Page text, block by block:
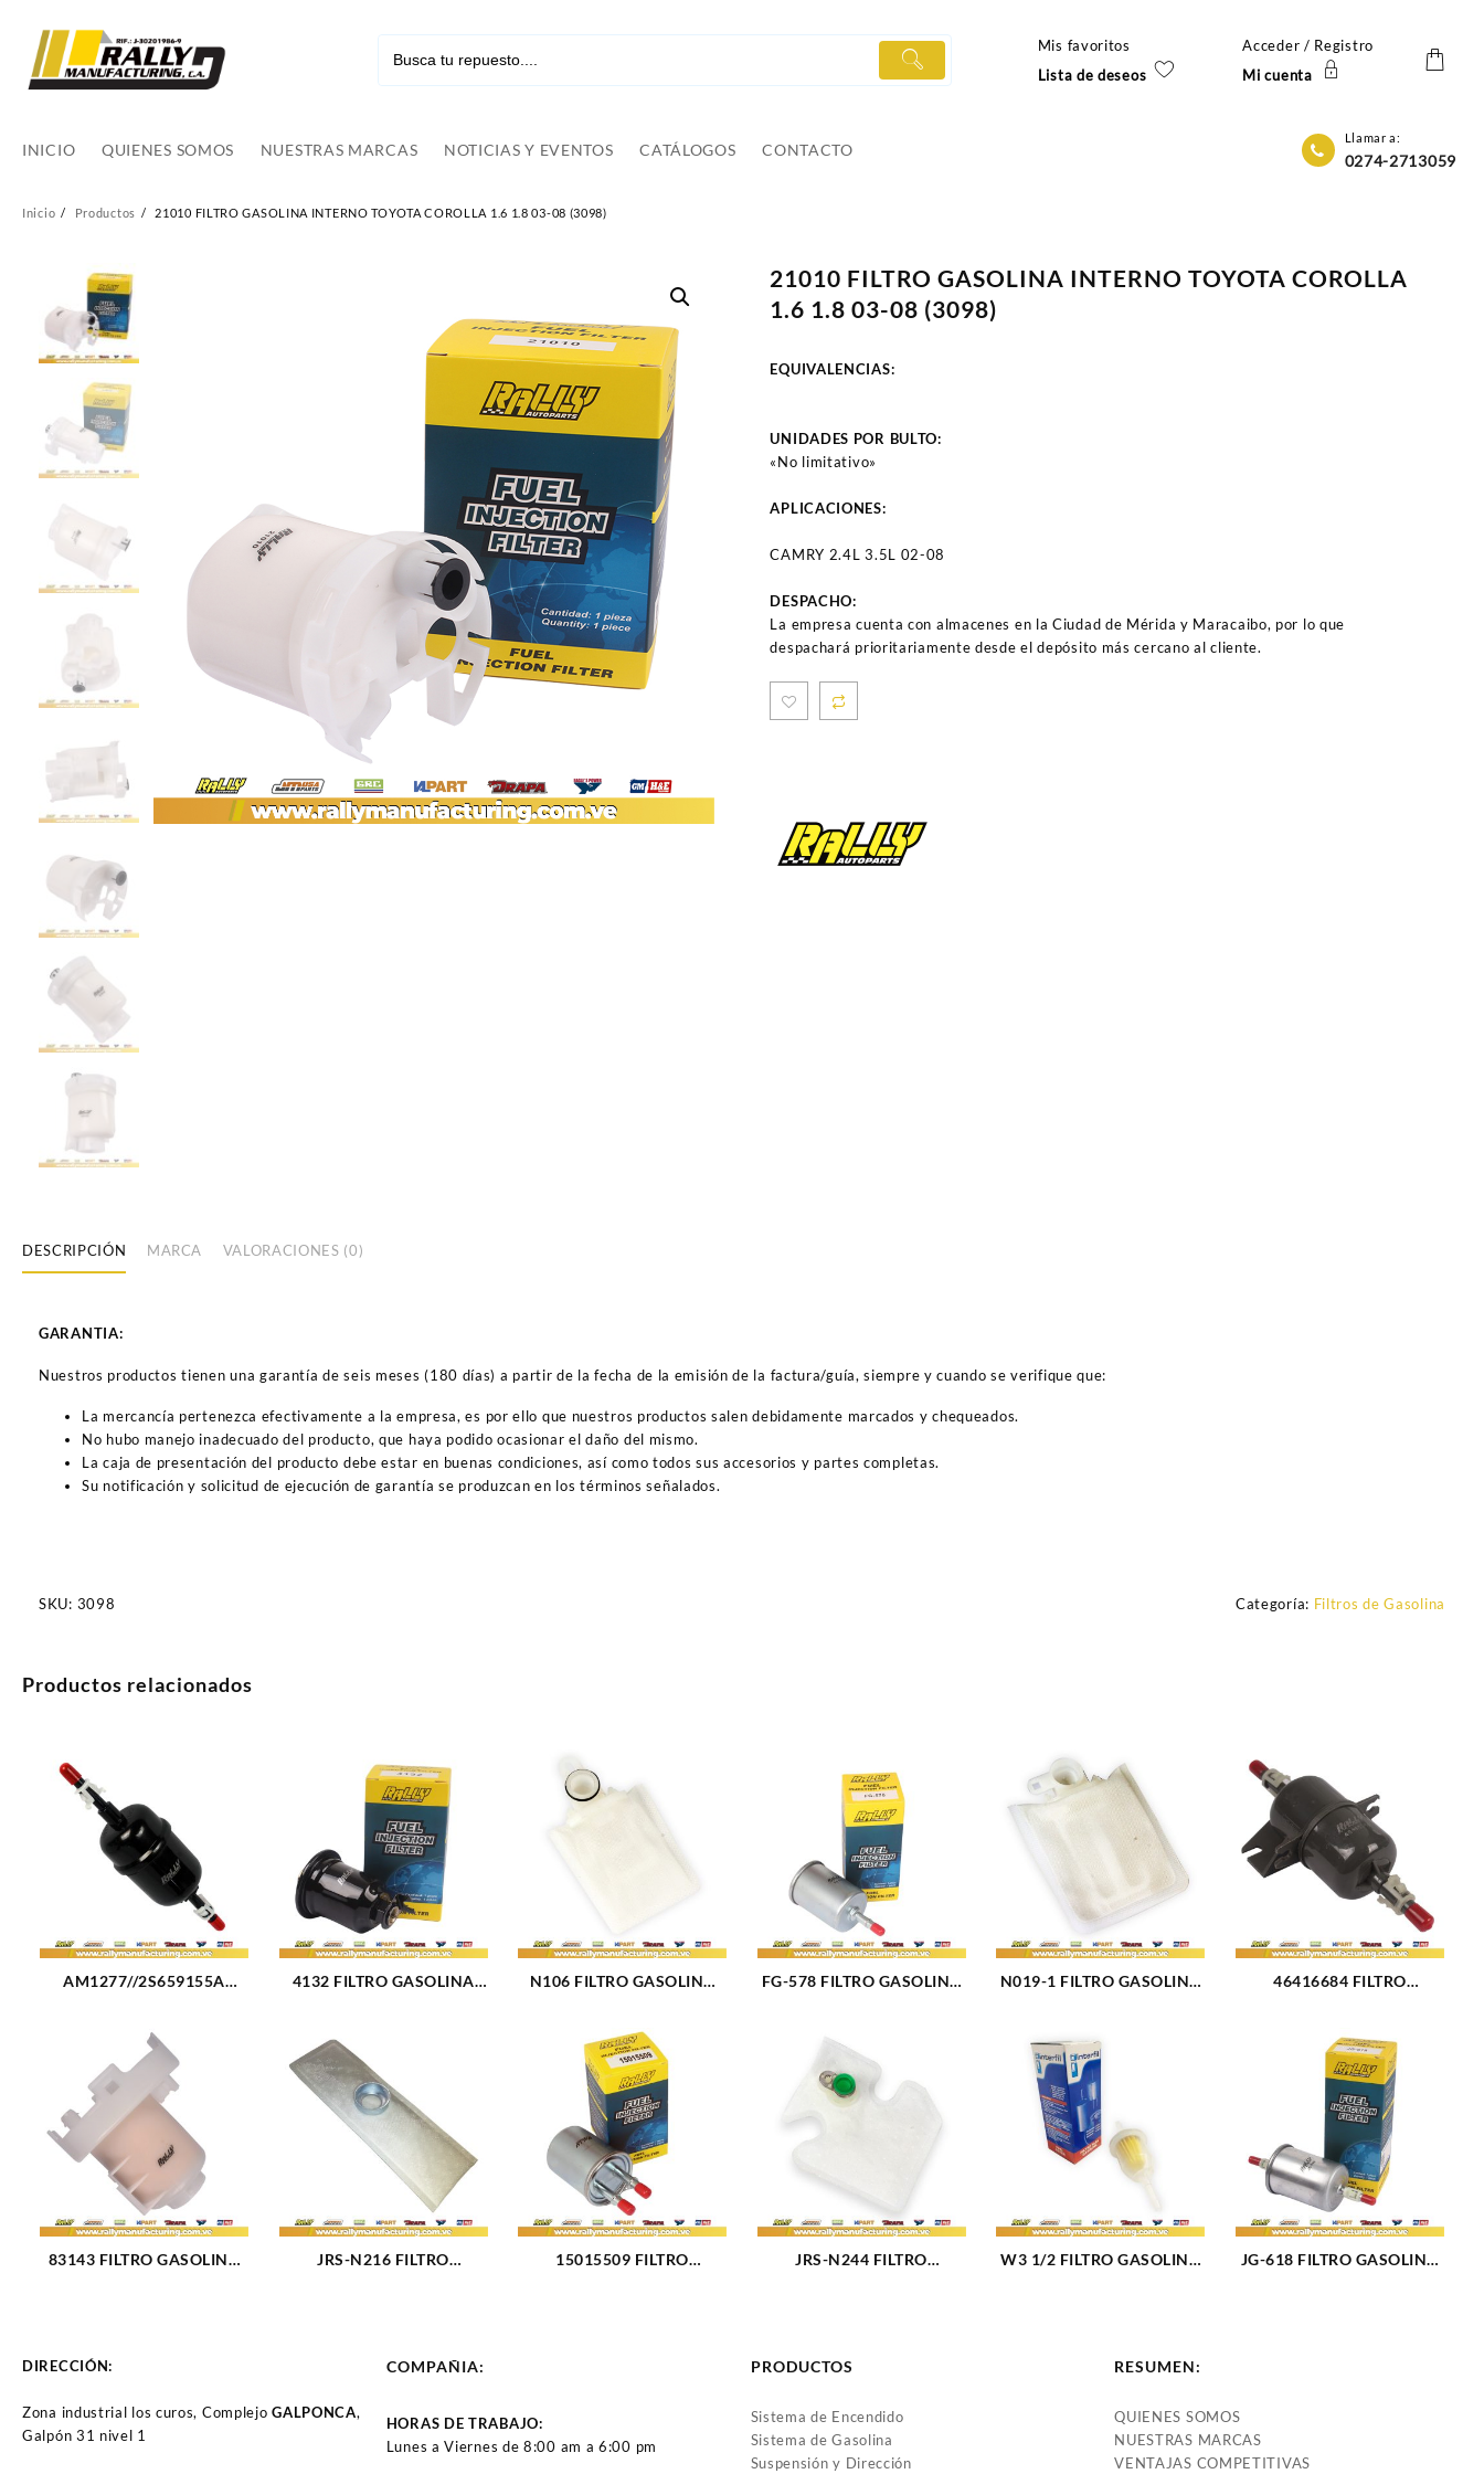
contenido
Mis favoritos
Lista de deseos
Acceder / Registro
Mi cuenta
INICIO QUIENES SOMOS NUESTRAS MARCAS NOTICIAS Y EVENTOS CATÁLOGOS CONTACTO
Llamar a:
0274-2713059
Inicio Productos 21010 FILTRO GASOLINA INTERNO TOYOTA COROLLA 1.6 1.8 03-08 (3098)
21010 FILTRO GASOLINA INTERNO TOYOTA COROLLA
1.6 1.8 03-08 (3098)
EQUIVALENCIAS:
UNIDADES POR BULTO:
«No limitativo»
APLICACIONES:
CAMRY 2.4L 3.5L 02-08
DESPACHO:
La empresa cuenta con almacenes en la Ciudad de Mérida y Maracaibo, por lo que
despachará prioritariamente desde el depósito más cercano al cliente.
DESCRIPCIÓN MARCA VALORACIONES (0)
GARANTIA:
Nuestros productos tienen una garantía de seis meses (180 días) a partir de la fecha de la emisión de la factura/guía, siempre y cuando se verifique que:
La mercancía pertenezca efectivamente a la empresa, es por ello que nuestros productos salen debidamente marcados y chequeados.
No hubo manejo inadecuado del producto, que haya podido ocasionar el daño del mismo.
La caja de presentación del producto debe estar en buenas condiciones, así como todos sus accesorios y partes completas.
Su notificación y solicitud de ejecución de garantía se produzcan en los términos señalados.
SKU: 3098 Categoría: Filtros de Gasolina
Productos relacionados
AM1277//2S659155A
4132 FILTRO GASOLINA
N106 FILTRO GASOLINA
V8-5.4L (1792)
FG-578 FILTRO GASOLINA
N019-1 FILTRO GASOLINA
46416684 FILTRO
83143 FILTRO GASOLINA
JRS-N216 FILTRO
15015509 FILTRO
JRS-N244 FILTRO
W3 1/2 FILTRO GASOLINA
JG-618 FILTRO GASOLINA
DIRECCIÓN:
Zona industrial los curos, ComplejoGALPONCA,
Galpón 31 nivel 1
COMPAÑIA:
HORAS DE TRABAJO:
Lunes a Viernes de 8:00 am a 6:00 pm
PRODUCTOS
Sistema de Encendido
Sistema de Gasolina
Suspensión y Dirección
RESUMEN:
QUIENES SOMOS
NUESTRAS MARCAS
VENTAJAS COMPETITIVAS